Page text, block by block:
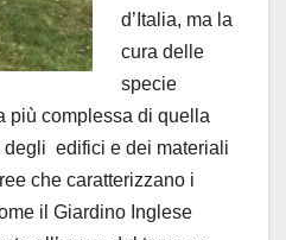
d’Italia, ma la
cura delle
specie
più complessa di quella
degli edifici e dei materiali
che caratterizzano i
il Giardino Inglese